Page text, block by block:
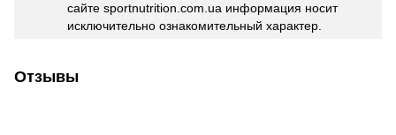
сайте sportnutrition.com.ua информация носит
исключительно ознакомительный характер.
Отзывы